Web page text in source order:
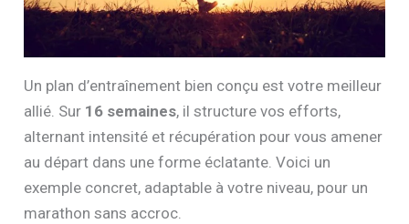
Un plan d’entraînement bien conçu est votre meilleur
allié. Sur 16 semaines, il structure vos efforts,
alternant intensité et récupération pour vous amener
au départ dans une forme éclatante. Voici un
exemple concret, adaptable à votre niveau, pour un
marathon sans accroc.